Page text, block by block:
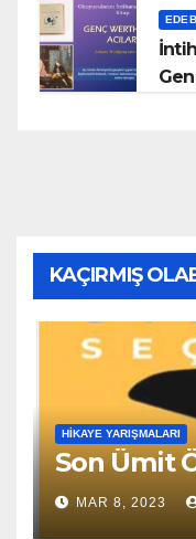
KAÇIRMIŞ
HIKAYE YARIŞMALARI
Son Ümit
MAR 8, 2023